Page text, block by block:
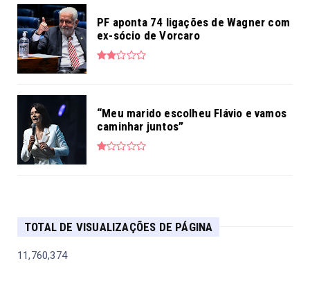
PF aponta 74 ligações de Wagner com
ex-sócio de Vorcaro
“Meu marido escolheu Flávio e vamos
caminhar juntos”
TOTAL DE VISUALIZAÇÕES DE PÁGINA
11,760,374